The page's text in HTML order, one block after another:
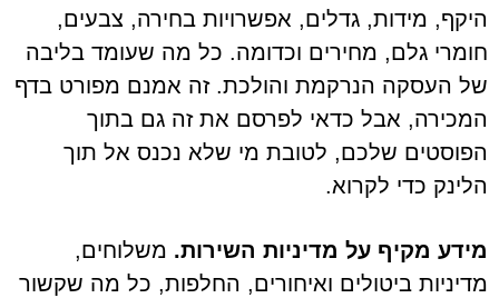
היקף, מידות, גדלים, אפשרויות בחירה, צבעים,
חומרי גלם, מחירים וכדומה. כל מה שעומד בליבה
של העסקה הנרקמת והולכת. זה אמנם מפורט בדף
המכירה, אבל כדאי לפרסם את זה גם בתוך
הפוסטים שלכם, לטובת מי שלא נכנס אל תוך
הלינק כדי לקרוא.
מידע מקיף על מדיניות השירות.משלוחים,
מדיניות ביטולים ואיחורים, החלפות, כל מה שקשור